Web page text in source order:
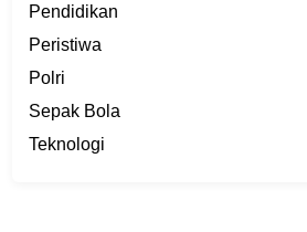
Pendidikan
Peristiwa
Polri
Sepak Bola
Teknologi